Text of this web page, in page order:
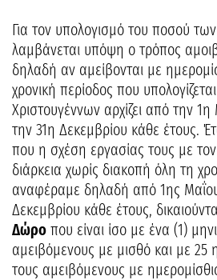
Για τον υπολογισμό του ποσού
λαμβάνεται υπόψη ο τρόπος
δηλαδή αν αμείβονται με
χρονική περίοδος που
Χριστουγέννων αρχίζει από την 1η
την 31η Δεκεμβρίου κάθε έτους.
που η σχέση εργασίας τους με τον
διάρκεια χωρίς διακοπή όλη τη
αναφέραμε δηλαδή από 1ης
Δεκεμβρίου κάθε έτους,
Δώρο που είναι ίσο με ένα (1)
αμειβόμενους με μισθό και με 25
τους αμειβόμενους με